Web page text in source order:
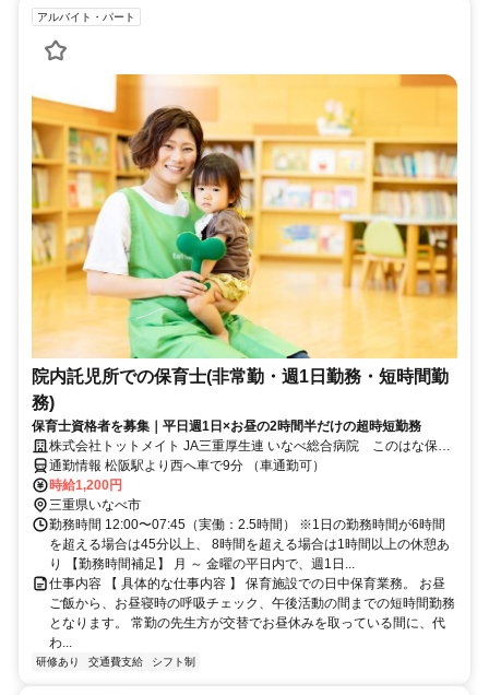
アルバイト・パート
院内託児所での保育士(非常勤・週1日勤務・短時間勤
務)
保育士資格者を募集｜平日週1日×お昼の2時間半だけの超時短勤務
株式会社トットメイト JA三重厚生連 いなべ総合病院 このはな保育
園
通勤情報 松阪駅より西へ車で9分 （車通勤可）
時給1,200円
三重県いなべ市
勤務時間 12:00〜07:45（実働：2.5時間） ※1日の勤務時間が6時間
を超える場合は45分以上、 8時間を超える場合は1時間以上の休憩あ
り 【勤務時間補足】 月 ～ 金曜の平日内で、週1日...
仕事内容 【 具体的な仕事内容 】 保育施設での日中保育業務。 お昼
ご飯から、お昼寝時の呼吸チェック、午後活動の間までの短時間勤務
となります。 常勤の先生方が交替でお昼休みを取っている間に、代
わ...
研修あり 交通費支給 シフト制